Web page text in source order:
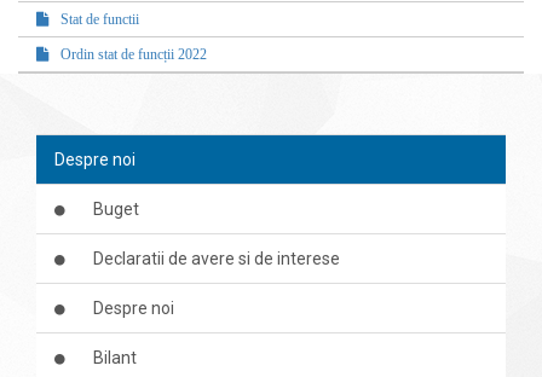
Stat de functii
Ordin stat de funcții 2022
Despre noi
Buget
Declaratii de avere si de interese
Despre noi
Bilant